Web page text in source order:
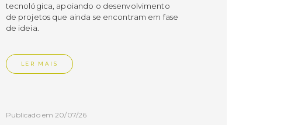
tecnológica, apoiando o desenvolvimento
de projetos que ainda se encontram em fase
de ideia.
LER MAIS
Publicado em 20/07/26